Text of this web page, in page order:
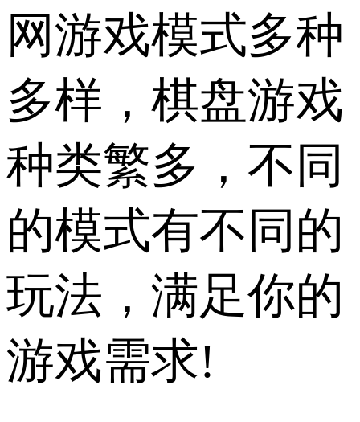
网游戏模式多种
多样，棋盘游戏
种类繁多，不同
的模式有不同的
玩法，满足你的
游戏需求!